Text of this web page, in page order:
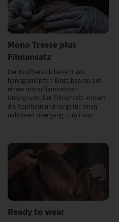
Mono Tresse plus
Filmansatz
Der Kopfbereich besteht aus
handgeknüpften Einzelhaaren auf
einem monofilamentösen
Untergrund. Der Filmansatz imitiert
die Kopfhaut und sorgt für einen
nahtlosen Übergang zum Haar.
Ready to wear